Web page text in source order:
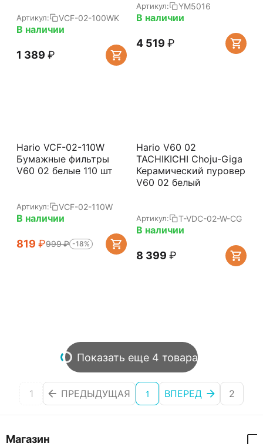
Артикул: VCF-02-100WK
В наличии
1 389 ₽
Артикул: YM5016
В наличии
4 519 ₽
Hario VCF-02-110W
Бумажные фильтры
V60 02 белые 110 шт
Артикул: VCF-02-110W
В наличии
‍819‍ ₽‍999‍₽ -18%
Hario V60 02
TACHIKICHI Choju-Giga
Керамический пуровер
V60 02 белый
Артикул: T-VDC-02-W-CG
В наличии
8 399 ₽
Показать еще 4 товара
1 ПРЕДЫДУЩАЯ 1 ВПЕРЕД 2
Магазин